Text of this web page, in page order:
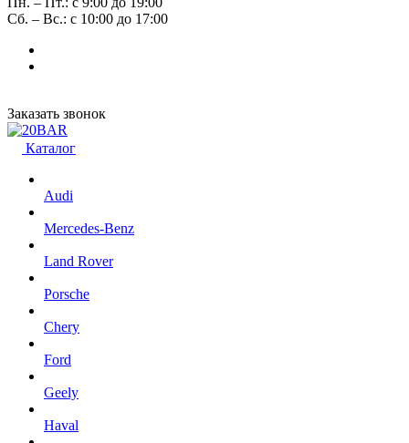
Сб. – Вс.: с 10:00 до 17:00
Заказать звонок
Каталог
Audi
Mercedes-Benz
Land Rover
Porsche
Chery
Ford
Geely
Haval